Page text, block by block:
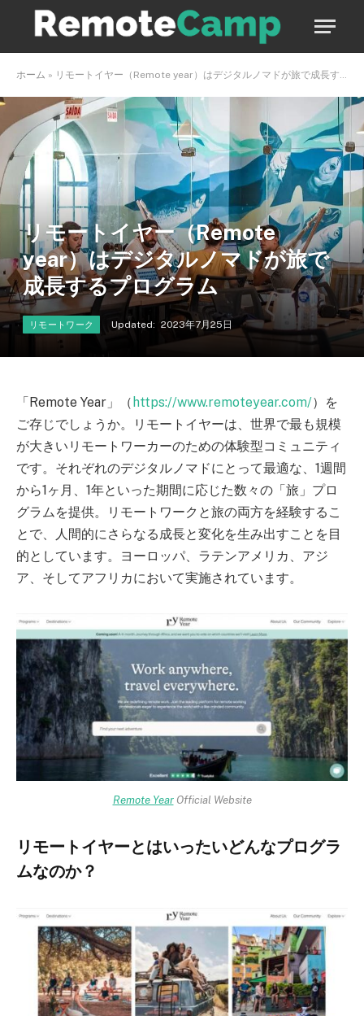
ホーム » リモートイヤー（Remote year）はデジタルノマドが旅で成長するプログラム
リモートイヤー（Remote
year）はデジタルノマドが旅で
成長するプログラム
リモートワーク Updated: 2023年7月25日
「Remote Year」（ https://www.remoteyear.com/）を
ご存じでしょうか。リモートイヤーは、世界で最も規模
が大きいリモートワーカーのための体験型コミュニティ
です。それぞれのデジタルノマドにとって最適な、1週間
から1ヶ月、1年といった期間に応じた数々の「旅」プロ
グラムを提供。リモートワークと旅の両方を経験するこ
とで、人間的にさらなる成長と変化を生み出すことを目
的としています。ヨーロッパ、ラテンアメリカ、アジ
ア、そしてアフリカにおいて実施されています。
Remote YearOfficial Website
リモートイヤーとはいったいどんなプログラ
ムなのか？